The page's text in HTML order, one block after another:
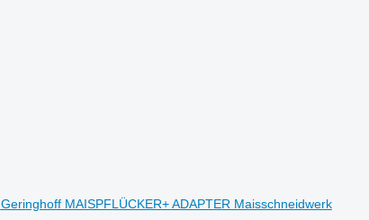
Geringhoff MAISPFLÜCKER+ ADAPTER Maisschneidwerk